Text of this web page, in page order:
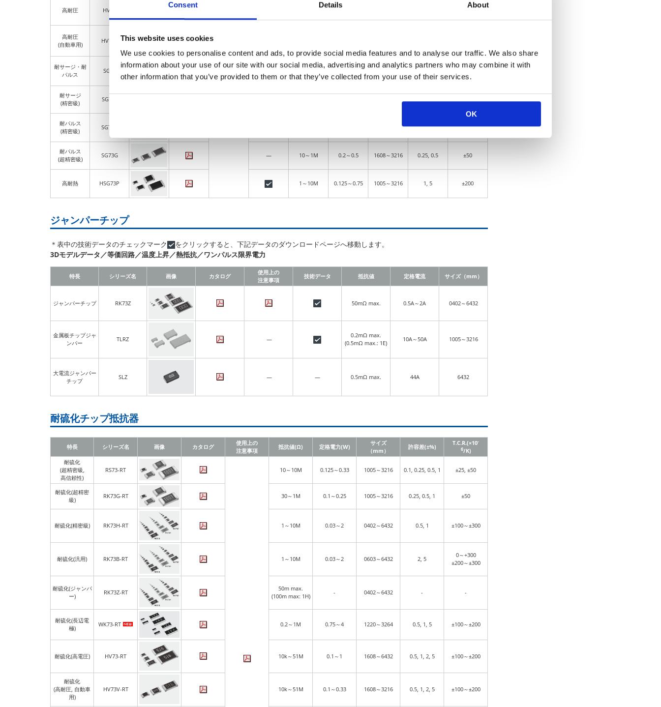
Consent Details About
This website uses cookies
We use cookies to personalise content and ads, to provide social media features and to analyse our traffic. We also share
information about your use of our site with our social media, advertising and analytics partners who may combine it with
other information that you’ve provided to them or that they’ve collected from your use of their services.
OK
高耐圧 HV73 10k～100M 0.1～1 ±100～±200
高耐圧
(自動車用)
HV73V
耐サージ・耐
パルス
SG73 1～1M 0.1～1 1608～6432 10, 20 ±200～±400
耐サージ
(精密級)
SG73S
耐パルス
(精密級)
SG73P 1005～3225 0.5, 1, 2, 5 ±100～±200
耐パルス
(超精密級)
SG73G — 10～1M 0.2～0.5 1608～3216 0.25, 0.5 ±50
高耐熱 HSG73P 1～10M 0.125～0.75 1005～3216 1, 5 ±200
ジャンパーチップ
＊表中の技術データのチェックマーク
をクリックすると、下記データのダウンロードページへ移動します。
3Dモデルデータ／等価回路／温度上昇／熱抵抗／ワンパルス限界電力
特長 シリーズ名 画像 カタログ
使用上の
注意事項
技術データ 抵抗値 定格電流 サイズ（mm）
ジャンパーチップ RK73Z 50mΩ max. 0.5A～2A 0402～6432
金属板チップジャ
ンパー
TLRZ —
0.2mΩ max.
(0.5mΩ max.: 1E)
10A～50A 1005～3216
大電流ジャンパー
チップ
SLZ — — 0.5mΩ max. 44A 6432
耐硫化チップ抵抗器
特長 シリーズ名 画像 カタログ
使用上の
注意事項
抵抗値(Ω) 定格電力(W)
サイズ
（mm）
許容差(±%)
T.C.R.(×10-
6/K)
耐硫化
(超精密級,
高信頼性)
RS73-RT 10～10M 0.125～0.33 1005～3216 0.1, 0.25, 0.5, 1 ±25, ±50
耐硫化(超精密
級)
RK73G-RT 30～1M 0.1～0.25 1005～3216 0.25, 0.5, 1 ±50
耐硫化(精密級) RK73H-RT 1～10M 0.03～2 0402～6432 0.5, 1 ±100～±300
耐硫化(汎用) RK73B-RT 1～10M 0.03～2 0603～6432 2, 5
0～+300
±200～±300
耐硫化(ジャンパ
ー)
RK73Z-RT
50m max.
(100m max: 1H)
- 0402～6432 - -
耐硫化(長辺電
極)
WK73-RT 0.2～1M 0.75～4 1220～3264 0.5, 1, 5 ±100～±200
耐硫化(高電圧) HV73-RT 10k～51M 0.1～1 1608～6432 0.5, 1, 2, 5 ±100～±200
耐硫化
(高耐圧, 自動車
用)
HV73V-RT 10k～51M 0.1～0.33 1608～3216 0.5, 1, 2, 5 ±100～±200